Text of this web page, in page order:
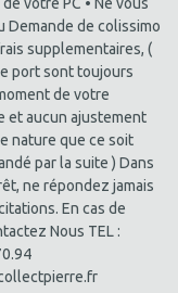
Demande de colissimo
supplementaires, (
port sont toujours
de votre
et aucun ajustement
nature que ce soit
par la suite ) Dans
ne répondez jamais
En cas de
Nous TEL :